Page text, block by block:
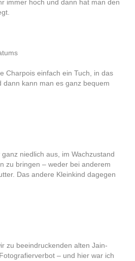
immer hoch und dann hat man den
Charpois einfach ein Tuch, in das
dann kann man es ganz bequem
niedlich aus, im Wachzustand
zu bringen – weder bei anderem
Das andere Kleinkind dagegen
zu beeindruckenden alten Jain-
– und hier war ich